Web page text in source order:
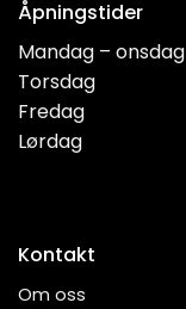
Åpningstider
Mandag – onsdag
Torsdag
Fredag
Lørdag
Kontakt
Om oss